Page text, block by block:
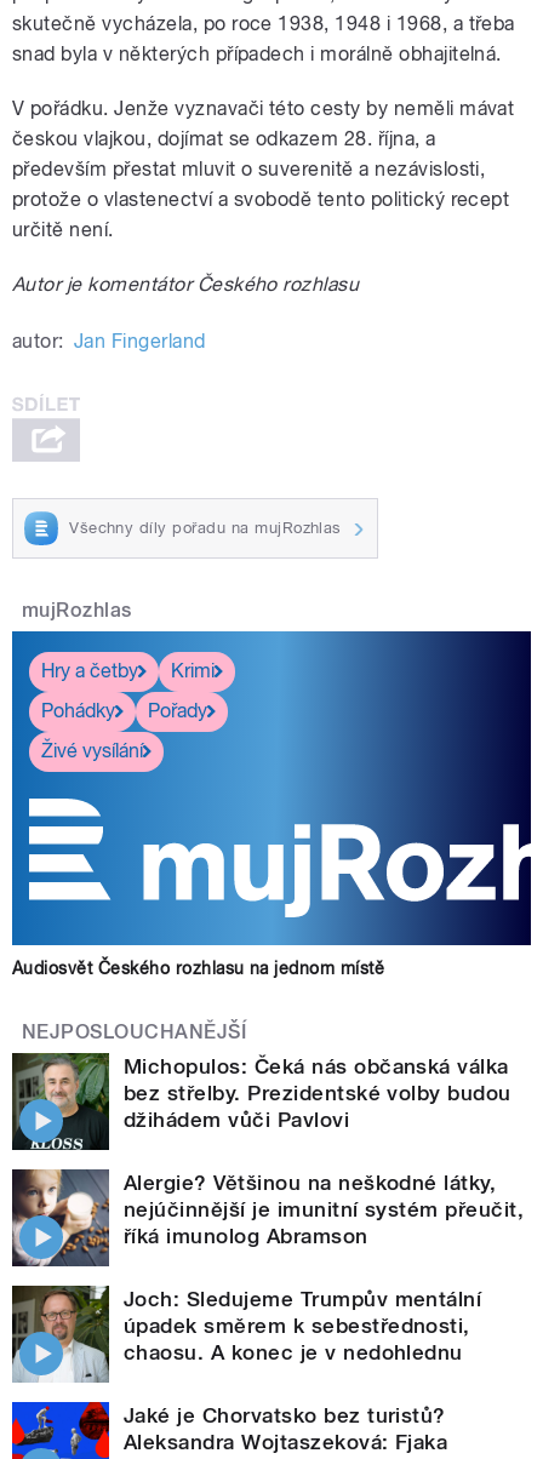
skutečně vycházela, po roce 1938, 1948 i 1968, a třeba
snad byla v některých případech i morálně obhajitelná.
V pořádku. Jenže vyznavači této cesty by neměli mávat
českou vlajkou, dojímat se odkazem 28. října, a
především přestat mluvit o suverenitě a nezávislosti,
protože o vlastenectví a svobodě tento politický recept
určitě není.
Autor je komentátor Českého rozhlasu
autor: Jan Fingerland
Všechny díly pořadu na mujRozhlas
mujRozhlas
Hry a četby
Krimi
Pohádky
Pořady
Živé vysílání
Audiosvět Českého rozhlasu na jednom místě
NEJPOSLOUCHANĚJŠÍ
Michopulos: Čeká nás občanská válka
bez střelby. Prezidentské volby budou
džihádem vůči Pavlovi
Alergie? Většinou na neškodné látky,
nejúčinnější je imunitní systém přeučit,
říká imunolog Abramson
Joch: Sledujeme Trumpův mentální
úpadek směrem k sebestřednosti,
chaosu. A konec je v nedohlednu
Jaké je Chorvatsko bez turistů?
Aleksandra Wojtaszeková: Fjaka